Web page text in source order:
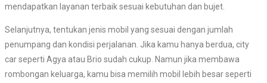
mendapatkan layanan terbaik sesuai kebutuhan dan bujet.
Selanjutnya, tentukan jenis mobil yang sesuai dengan jumlah
penumpang dan kondisi perjalanan. Jika kamu hanya berdua, city
car seperti Agya atau Brio sudah cukup. Namun jika membawa
rombongan keluarga, kamu bisa memilih mobil lebih besar seperti